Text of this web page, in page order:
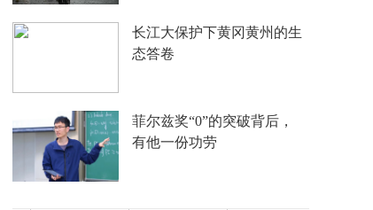
4年要让无人机增产80倍，
日本为何急不可耐？
多地向县放权 激活发展一
池春水